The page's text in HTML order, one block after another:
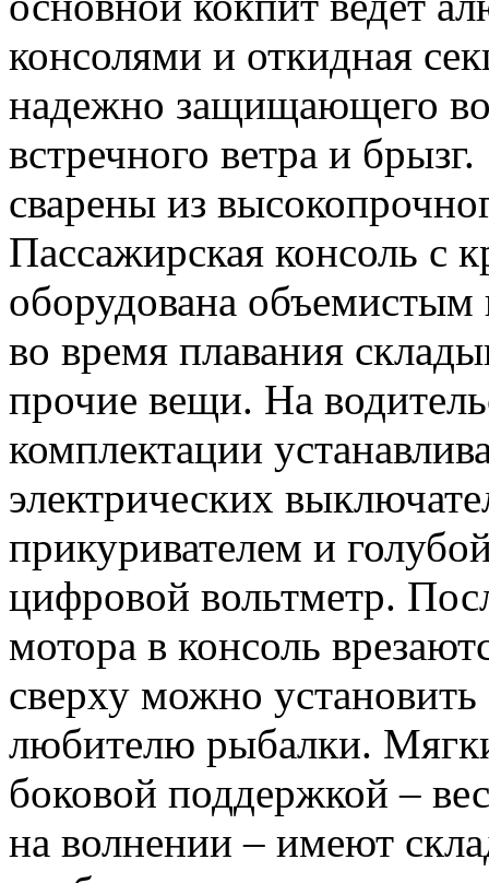
консолями и откидная
надежно защищающего
встречного ветра и
сварены из
Пассажирская консоль с
оборудована
во время плавания
прочие вещи. На
комплектации
электрических
прикуривателем и
цифровой вольтметр.
мотора в консоль
сверху можно
любителю рыбалки.
боковой поддержкой –
на волнении – имеют